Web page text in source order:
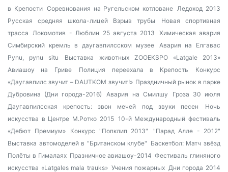
в Крепости Соревнования на Ругельском котловане Ледоход 2013
Русская средняя школа-лицей Взрыв трубы
Новая спортивная
трасса
Локомотив - Люблин 25 августа 2013
Химическая авария
Симбирский кремль в даугавпилсском музее
Авария на Елгавас
Pynu, pynu situ
Выставка животных ZOOEKSPO «Latgale 2013»
Авиашоу на Гриве
Полиция переехала в Крепость
Конкурс
«Даугавпилс звучит – DAUTKOM звучит!» Праздничный рынок в парке
Дубровина (Дни города-2016)
Авария на Смилшу
Гроза 30 июля
Даугавпилсская крепость: звон мечей под звуки песен
Ночь
искусства в Центре М.Ротко 2015 10-й Международный фестиваль
«Дебют Премиум»
Конкурс "Попклип 2013"
"Парад Алле - 2012"
Выставка автомоделей в "Британском клубе" Баскетбол: Матч звёзд
Полёты в Гималаях Празничное авиашоу-2014 Фестиваль глиняного
искусства «Latgales mala trauks» Учения пожарных Дни города 2014